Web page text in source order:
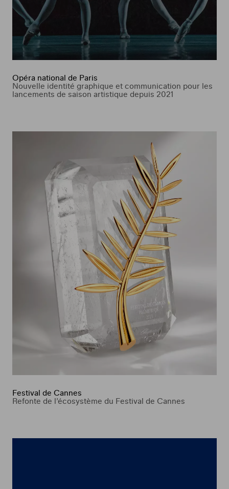
Opéra national de Paris
Nouvelle identité graphique et communication pour les
lancements de saison artistique depuis 2021
Festival de Cannes
Refonte de l’écosystème du Festival de Cannes